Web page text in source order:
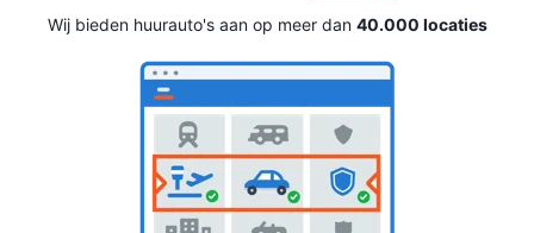
Wij bieden huurauto's aan op meer dan 40.000 locaties